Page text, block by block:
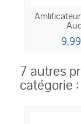
7 autres
catégorie :